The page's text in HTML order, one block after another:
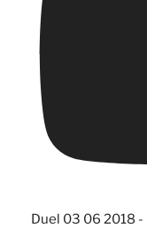
Duel 03 06 2018